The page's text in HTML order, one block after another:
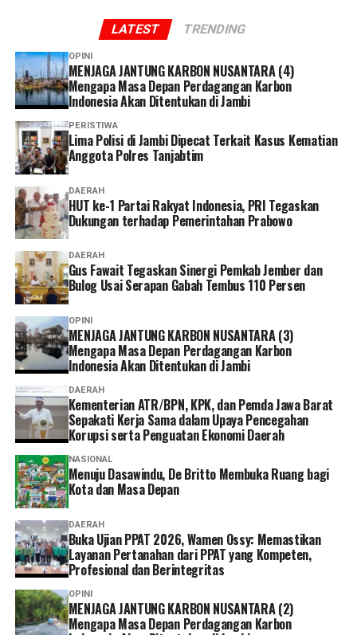
LATEST TRENDING
OPINI
MENJAGA JANTUNG KARBON NUSANTARA (4)
Mengapa Masa Depan Perdagangan Karbon
Indonesia Akan Ditentukan di Jambi
PERISTIWA
Lima Polisi di Jambi Dipecat Terkait Kasus Kematian
Anggota Polres Tanjabtim
DAERAH
HUT ke-1 Partai Rakyat Indonesia, PRI Tegaskan
Dukungan terhadap Pemerintahan Prabowo
DAERAH
Gus Fawait Tegaskan Sinergi Pemkab Jember dan
Bulog Usai Serapan Gabah Tembus 110 Persen
OPINI
MENJAGA JANTUNG KARBON NUSANTARA (3)
Mengapa Masa Depan Perdagangan Karbon
Indonesia Akan Ditentukan di Jambi
DAERAH
Kementerian ATR/BPN, KPK, dan Pemda Jawa Barat
Sepakati Kerja Sama dalam Upaya Pencegahan
Korupsi serta Penguatan Ekonomi Daerah
NASIONAL
Menuju Dasawindu, De Britto Membuka Ruang bagi
Kota dan Masa Depan
DAERAH
Buka Ujian PPAT 2026, Wamen Ossy: Memastikan
Layanan Pertanahan dari PPAT yang Kompeten,
Profesional dan Berintegritas
OPINI
MENJAGA JANTUNG KARBON NUSANTARA (2)
Mengapa Masa Depan Perdagangan Karbon